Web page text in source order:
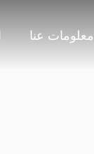
معلومات عنا